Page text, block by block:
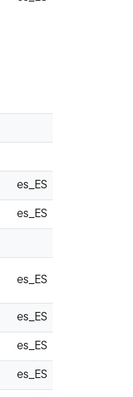
es_ES
es_ES
es_ES
es_ES
es_ES
es_ES